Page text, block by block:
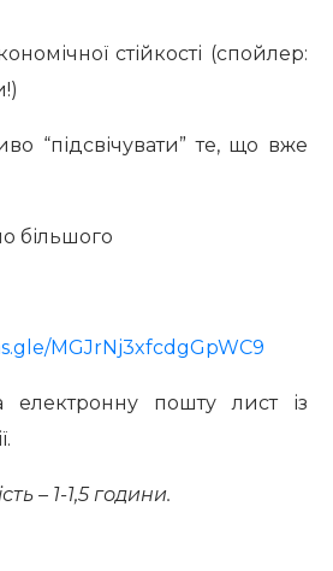
стійкості (спойлер:
“підсвічувати” те, що вже
більшого
MGJrNj3xfcdgGpWC9
електронну пошту лист із
– 1-1,5 години.